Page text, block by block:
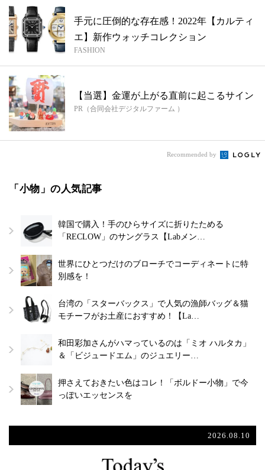
手元に圧倒的な存在感！2022年【カルティ
エ】新作ウォッチコレクション
FASHION
【当選】金運が上がる直前に起こるサイン
PR（合同会社デジタルファーム ）
Recommended by
「小物」の人気記事
韓国で購入！手のひらサイズに折りたためる
「RECLOW」のサングラス【Labメン…
世界にひとつだけのブローチでコーディネートに特
別感を！
台湾の「スターバックス」で人気の漁師バッグ＆猫
モチーフがお土産におすすめ！【La…
和田彩加さんがハマっているのは「ミオ ハルタカ」
＆「ビジュードエム」のジュエリー…
押さえておきたい色はコレ！「ボルドー小物」で今
っぽいエッセンスを
2026.08.10